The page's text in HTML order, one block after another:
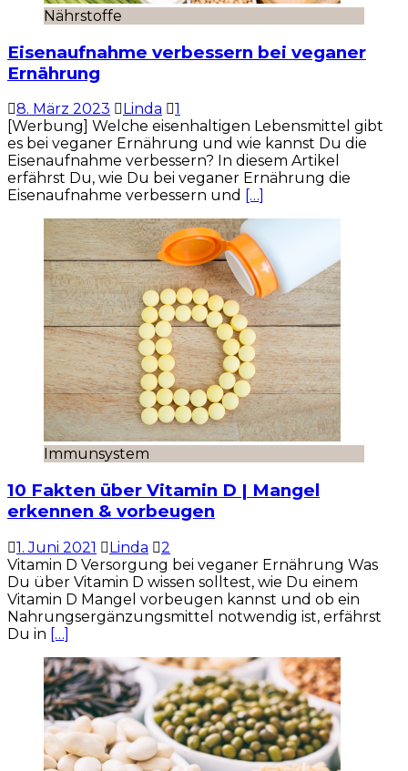
Nährstoffe
Eisenaufnahme verbessern bei veganer
Ernährung
8. März 2023 Linda
1
[Werbung] Welche eisenhaltigen Lebensmittel gibt
es bei veganer Ernährung und wie kannst Du die
Eisenaufnahme verbessern? In diesem Artikel
erfährst Du, wie Du bei veganer Ernährung die
Eisenaufnahme verbessern und
[…]
Immunsystem
10 Fakten über Vitamin D | Mangel
erkennen & vorbeugen
1. Juni 2021 Linda
2
Vitamin D Versorgung bei veganer Ernährung Was
Du über Vitamin D wissen solltest, wie Du einem
Vitamin D Mangel vorbeugen kannst und ob ein
Nahrungsergänzungsmittel notwendig ist, erfährst
Du in […]